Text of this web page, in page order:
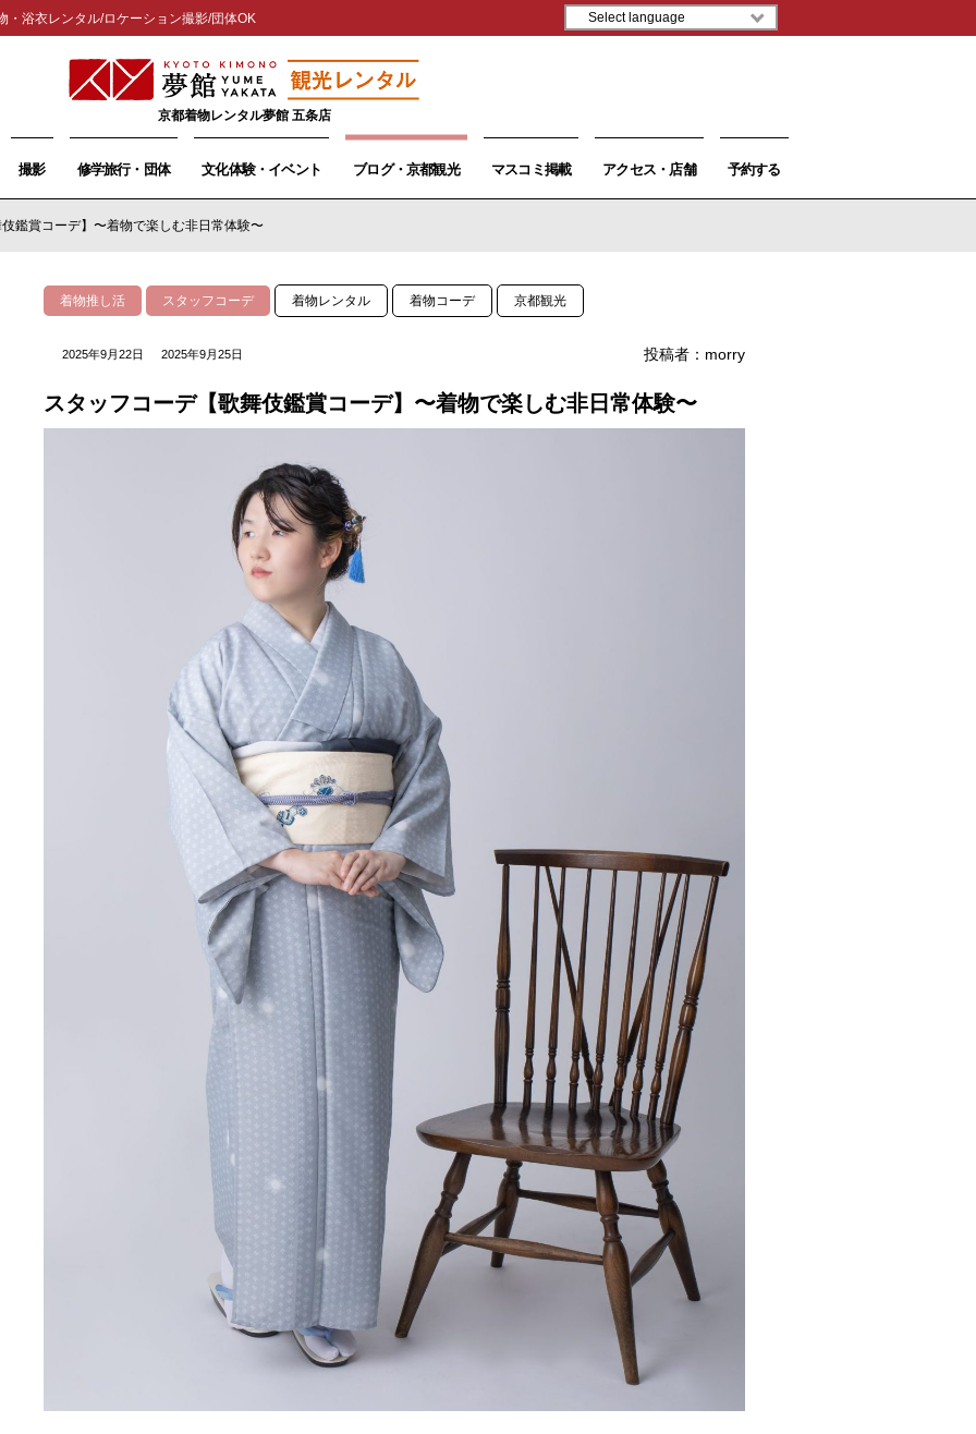
・浴衣レンタル/ロケーション撮影/団体OK
京都着物レンタル夢館 五条店
撮影 修学旅行・団体 文化体験・イベント ブログ・京都観光 マスコミ掲載 アクセス・店舗 予約する
鑑賞コーデ】〜着物で楽しむ非日常体験〜
着物推し活 スタッフコーデ 着物レンタル 着物コーデ 京都観光
2025年9月22日 2025年9月25日 投稿者： morry
スタッフコーデ【歌舞伎鑑賞コーデ】〜着物で楽しむ非日常体験〜